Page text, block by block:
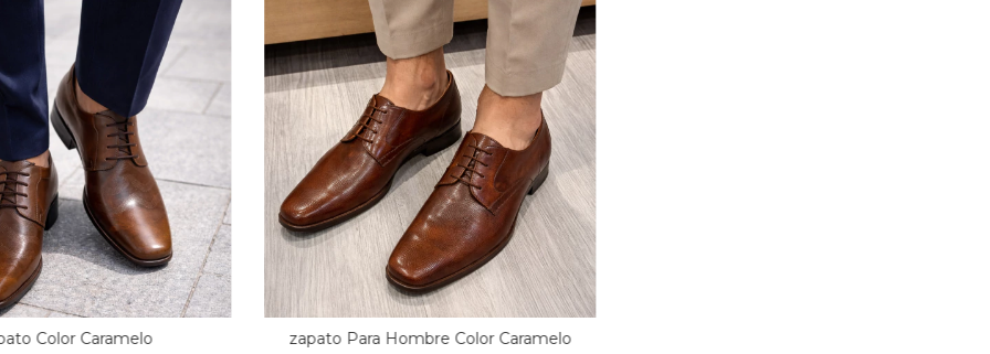
Color Caramelo
zapato Para Hombre Color Caramelo